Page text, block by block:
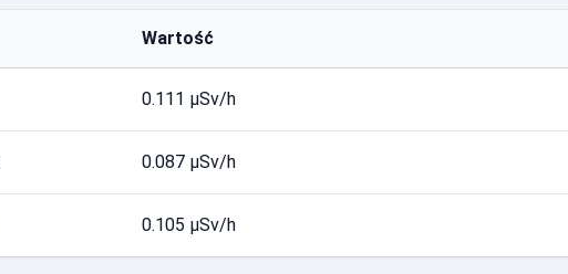
Wartość
0.111 µSv/h
0.087 µSv/h
0.105 µSv/h